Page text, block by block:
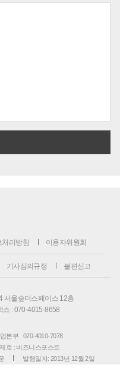
처리방침 이용자위원회
기사심의규정 불편신고
서울숲더스페이스 12층
스 : 070-4015-8658
본부 : 070-4010-7078
제호 : 비즈니스포스트
발행일자: 2013년 12월 2일